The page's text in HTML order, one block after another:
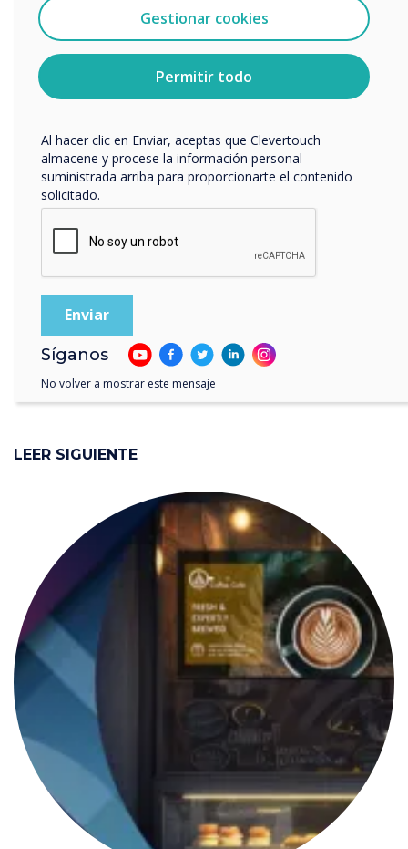
LEER SIGUIENTE
“
La señalización digital en
ventanas orientadas hacia el
exterior capta la atención
del tráfico peatonal y
vehicular.
Gestionar cookies
Permitir todo
Puedes darte de baja de estas comunicaciones en
cualquier momento. Para obtener más información
sobre cómo darte de baja, nuestras prácticas de
privacidad y cómo nos comprometemos a proteger y
respetar tu privacidad, consulta nuestra
Al hacer clic en Enviar, aceptas que Clevertouch
almacene y procese la información personal
suministrada arriba para proporcionarte el contenido
solicitado.
Síganos
No volver a mostrar este mensaje